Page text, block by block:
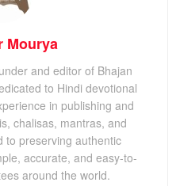
Mourya
and editor of Bhajan
to Hindi devotional
in publishing and
chalisas, mantras, and
to preserving authentic
accurate, and easy-to-
around the world.